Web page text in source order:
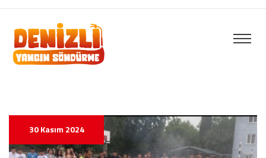
30 Kasım 2024